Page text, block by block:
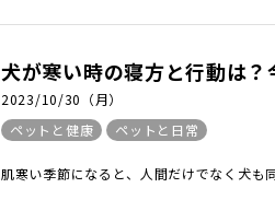
犬が寒い時の寝方と行動は
2023/10/30（月）
ペットと健康
ペットと日常
肌寒い季節になると、人間だけでなく犬